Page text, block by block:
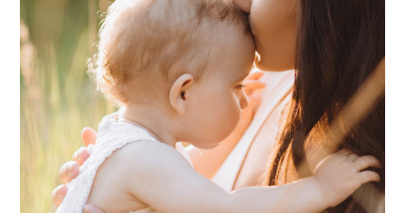
Birthday Party
PLAYING